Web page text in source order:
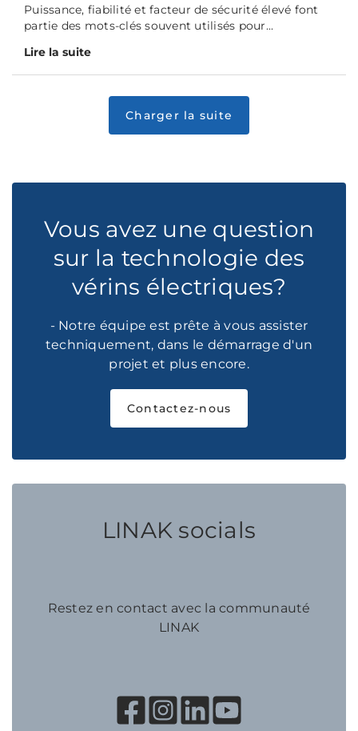
Puissance, fiabilité et facteur de sécurité élevé font
partie des mots-clés souvent utilisés pour...
Lire la suite
Vous avez une question
sur la technologie des
vérins électriques?
- Notre équipe est prête à vous assister
techniquement, dans le démarrage d'un
projet et plus encore.
Contactez-nous
LINAK socials
Restez en contact avec la communauté
LINAK